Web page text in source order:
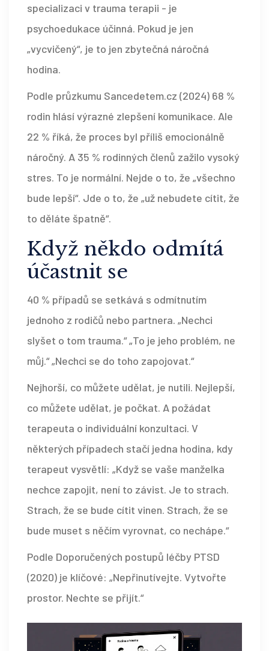
specializaci v trauma terapii - je
psychoedukace účinná. Pokud je jen
„vycvičený“, je to jen zbytečná náročná
hodina.
Podle průzkumu Sancedetem.cz (2024) 68 %
rodin hlásí výrazné zlepšení komunikace. Ale
22 % říká, že proces byl příliš emocionálně
náročný. A 35 % rodinných členů zažilo vysoký
stres. To je normální. Nejde o to, že „všechno
bude lepší“. Jde o to, že „už nebudete cítit, že
to děláte špatně“.
Když někdo odmítá
účastnit se
40 % případů se setkává s odmítnutím
jednoho z rodičů nebo partnera. „Nechci
slyšet o tom trauma.“ „To je jeho problém, ne
můj.“ „Nechci se do toho zapojovat.“
Nejhorší, co můžete udělat, je nutili. Nejlepší,
co můžete udělat, je počkat. A požádat
terapeuta o individuální konzultaci. V
některých případech stačí jedna hodina, kdy
terapeut vysvětlí: „Když se vaše manželka
nechce zapojit, není to závist. Je to strach.
Strach, že se bude cítit vinen. Strach, že se
bude muset s něčím vyrovnat, co nechápe.“
Podle Doporučených postupů léčby PTSD
(2020) je klíčové: „Nepřinutívejte. Vytvořte
prostor. Nechte se přijít.“